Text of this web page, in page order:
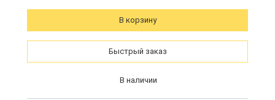
В корзину
Быстрый заказ
В наличии